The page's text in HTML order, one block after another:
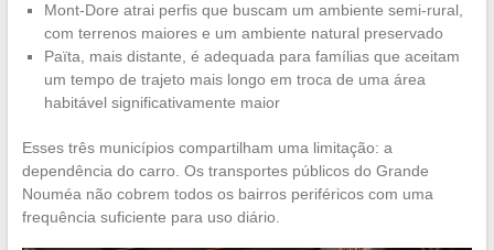
Mont-Dore atrai perfis que buscam um ambiente semi-rural,
com terrenos maiores e um ambiente natural preservado
Païta, mais distante, é adequada para famílias que aceitam
um tempo de trajeto mais longo em troca de uma área
habitável significativamente maior
Esses três municípios compartilham uma limitação: a
dependência do carro. Os transportes públicos do Grande
Nouméa não cobrem todos os bairros periféricos com uma
frequência suficiente para uso diário.